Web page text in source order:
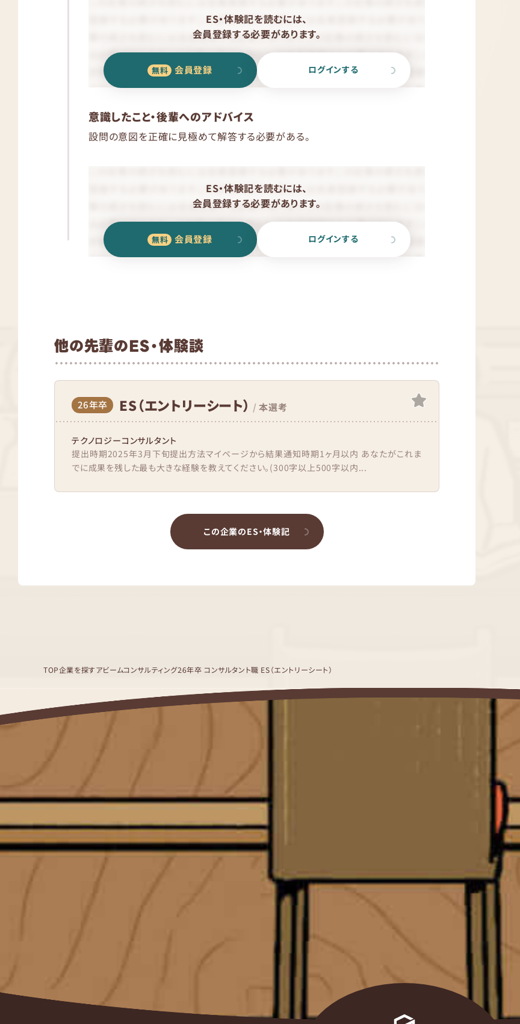
ES・体験記を読むには、
会員登録する必要があります。
会員登録 ログインする
意識したこと・後輩へのアドバイス
設問の意図を正確に見極めて解答する必要がある。
ES・体験記を読むには、
会員登録する必要があります。
会員登録 ログインする
他の先輩のES・体験談
26年卒 ES（エントリーシート） / 本選考
テクノロジーコンサルタント
提出時期2025年3月下旬提出方法マイページから結果通知時期1ヶ月以内 あなたがこれま
でに成果を残した最も大きな経験を教えてください。(300字以上500字以内...
この企業のES・体験記
TOP企業を探すアビームコンサルティング26年卒 コンサルタント職 ES（エントリーシート）